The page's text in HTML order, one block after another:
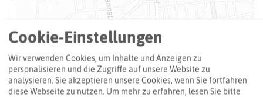
Cookie-Einstellungen
Wir verwenden Cookies, um Inhalte und Anzeigen zu
personalisieren und die Zugriffe auf unsere Website zu
analysieren. Sie akzeptieren unsere Cookies, wenn Sie fortfahren
diese Webseite zu nutzen. Um mehr zu erfahren, lesen Sie bitte